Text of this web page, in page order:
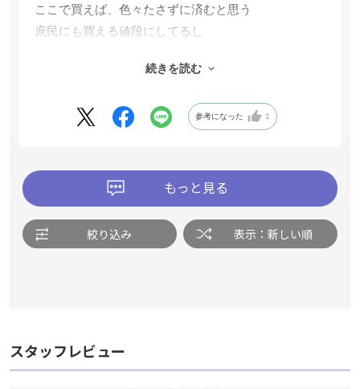
ここで買えば、色々たさずに済むと思う
庶民にも買える値段にしてるし
こうするって、決めてからやってると思う。
膝のために、飲みます
続きを読む
参考になった 1
もっと見る
絞り込み 表示：新しい順
スタッフレビュー